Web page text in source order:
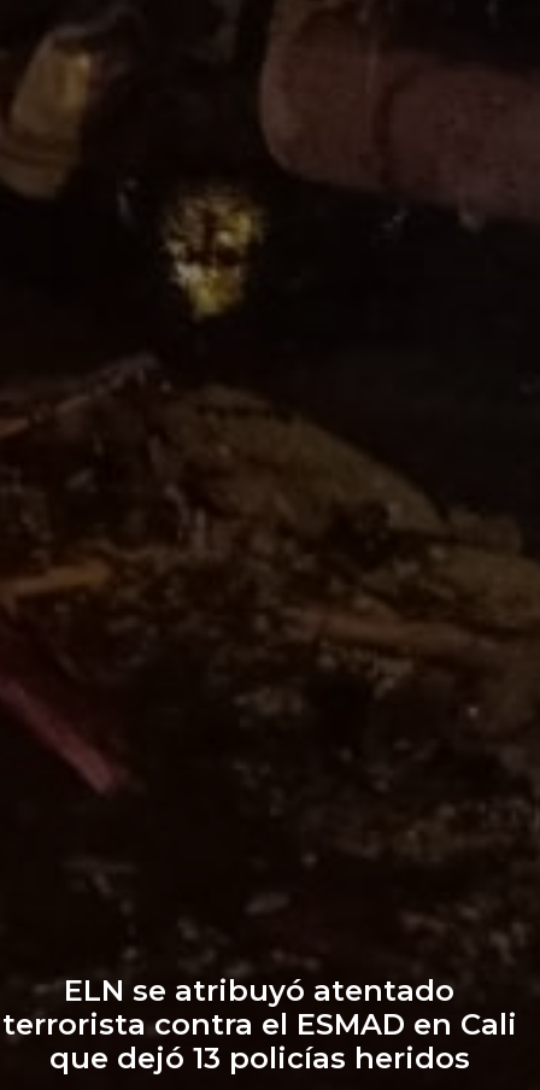
ELN se atribuyó atentado
terrorista contra el ESMAD en Cali
que dejó 13 policías heridos